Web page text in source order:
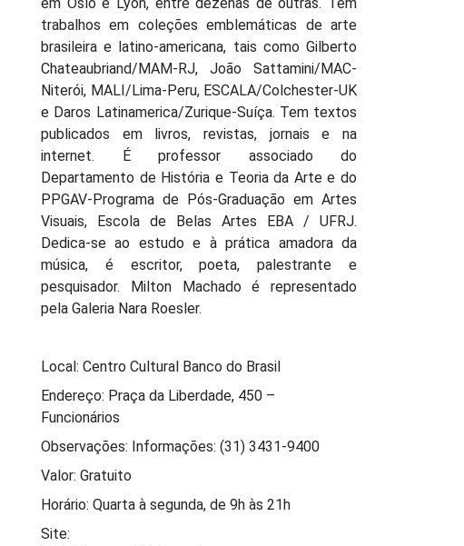
trabalhos em coleções emblemáticas de arte
brasileira e latino-americana, tais como Gilberto
Chateaubriand/MAM-RJ, João Sattamini/MAC-
Niterói, MALI/Lima-Peru, ESCALA/Colchester-UK
e Daros Latinamerica/Zurique-Suíça. Tem textos
publicados em livros, revistas, jornais e na
internet. É professor associado do
Departamento de História e Teoria da Arte e do
PPGAV-Programa de Pós-Graduação em Artes
Visuais, Escola de Belas Artes EBA / UFRJ.
Dedica-se ao estudo e à prática amadora da
música, é escritor, poeta, palestrante e
pesquisador. Milton Machado é representado
pela Galeria Nara Roesler.
Local: Centro Cultural Banco do Brasil
Endereço: Praça da Liberdade, 450 –
Funcionários
Observações: Informações: (31) 3431-9400
Valor: Gratuito
Horário: Quarta à segunda, de 9h às 21h
Site: